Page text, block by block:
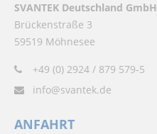
SVANTEK Deutschland GmbH
Brückenstraße 3
59519 Möhnesee
+49 (0) 2924 / 879 579-5
info@svantek.de
ANFAHRT